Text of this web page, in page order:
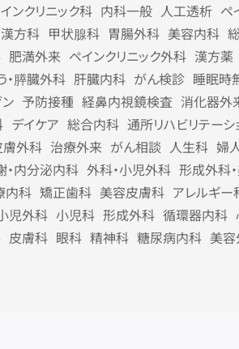
ンクリニック科 内科一般 人工透析 ペ
漢方科 甲状腺科 胃腸外科 美容内科
肥満外来 ペインクリニック外科 漢方薬
・膵臓外科 肝臓内科 がん検診 睡眠時
予防接種 経鼻内視鏡検査 消化器外
デイケア 総合内科 通所リハビリテーシ
膚外科 治療外来 がん相談 人生科 婦
・内分泌内科 外科・小児外科 形成外科
内科 矯正歯科 美容皮膚科 アレルギー
児外科 小児科 形成外科 循環器内科
皮膚科 眼科 精神科 糖尿病内科 美